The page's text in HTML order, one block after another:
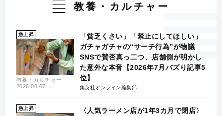
教養・カルチャー
急上昇
教養・カルチャー
2026.08.07
「貧乏くさい」「禁止にしてほしい」
ガチャガチャの“サーチ行為”が物議
SNSで賛否真っ二つ、店舗側が明かし
た意外な本音【2026年7月バズり記事5
位】
集英社オンライン編集部
急上昇 〈人気ラーメン店が1年3カ月で閉店〉